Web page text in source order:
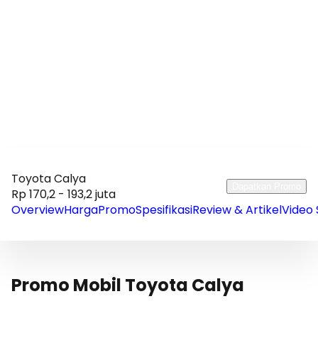
Toyota Calya
Rp 170,2 - 193,2 juta
OverviewHargaPromoSpesifikasiReview & ArtikelVideo
Promo Mobil Toyota Calya